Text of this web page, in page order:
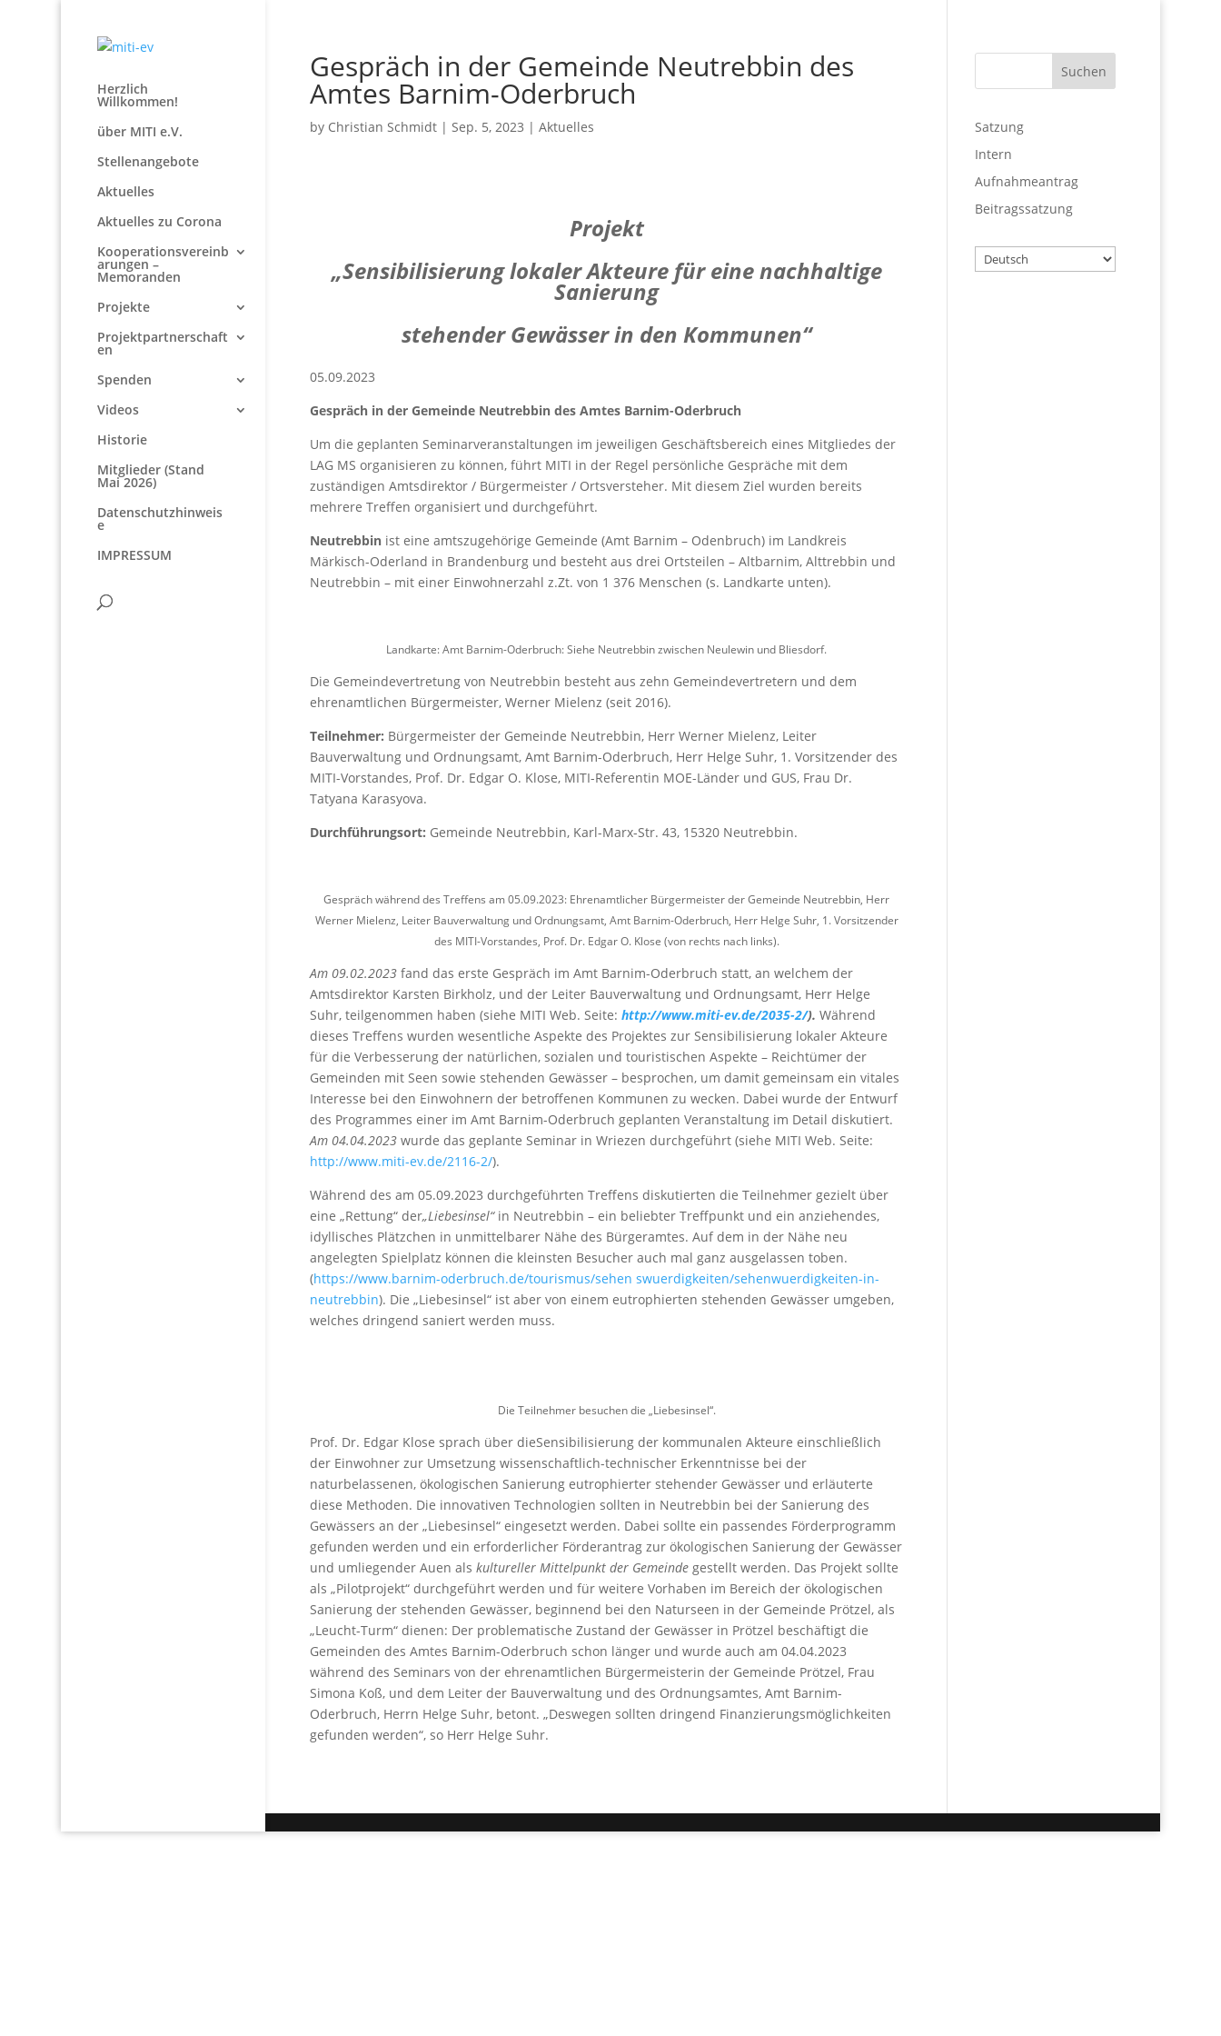
Herzlich
Willkommen!
über MITI e.V.
Stellenangebote
Aktuelles
Aktuelles zu Corona
Kooperationsvereinb
arungen –
Memoranden
Projekte
Projektpartnerschaft
en
Spenden
Videos
Historie
Mitglieder (Stand
Mai 2026)
Datenschutzhinweis
e
IMPRESSUM
Gespräch in der Gemeinde Neutrebbin des
Amtes Barnim-Oderbruch
by Christian Schmidt |Sep. 5, 2023 |Aktuelles
Projekt
„Sensibilisierung lokaler Akteure für eine nachhaltige
Sanierung
stehender Gewässer in den Kommunen“
05.09.2023
Gespräch in der Gemeinde Neutrebbin des Amtes Barnim-Oderbruch
Um die geplanten Seminarveranstaltungen im jeweiligen Geschäftsbereich eines Mitgliedes der
LAG MS organisieren zu können, führt MITI in der Regel persönliche Gespräche mit dem
zuständigen Amtsdirektor / Bürgermeister / Ortsversteher. Mit diesem Ziel wurden bereits
mehrere Treffen organisiert und durchgeführt.
Neutrebbin ist eine amtszugehörige Gemeinde (Amt Barnim – Odenbruch) im Landkreis
Märkisch-Oderland in Brandenburg und besteht aus drei Ortsteilen – Altbarnim, Alttrebbin und
Neutrebbin – mit einer Einwohnerzahl z.Zt. von 1 376 Menschen (s. Landkarte unten).
Landkarte: Amt Barnim-Oderbruch: Siehe Neutrebbin zwischen Neulewin und Bliesdorf.
Die Gemeindevertretung von Neutrebbin besteht aus zehn Gemeindevertretern und dem
ehrenamtlichen Bürgermeister, Werner Mielenz (seit 2016).
Teilnehmer: Bürgermeister der Gemeinde Neutrebbin, Herr Werner Mielenz, Leiter
Bauverwaltung und Ordnungsamt, Amt Barnim-Oderbruch, Herr Helge Suhr, 1. Vorsitzender des
MITI-Vorstandes, Prof. Dr. Edgar O. Klose, MITI-Referentin MOE-Länder und GUS, Frau Dr.
Tatyana Karasyova.
Durchführungsort: Gemeinde Neutrebbin, Karl-Marx-Str. 43, 15320 Neutrebbin.
Gespräch während des Treffens am 05.09.2023: Ehrenamtlicher Bürgermeister der Gemeinde Neutrebbin, Herr
Werner Mielenz, Leiter Bauverwaltung und Ordnungsamt, Amt Barnim-Oderbruch, Herr Helge Suhr, 1. Vorsitzender
des MITI-Vorstandes, Prof. Dr. Edgar O. Klose (von rechts nach links).
Am 09.02.2023 fand das erste Gespräch im Amt Barnim-Oderbruch statt, an welchem der
Amtsdirektor Karsten Birkholz, und der Leiter Bauverwaltung und Ordnungsamt, Herr Helge
Suhr, teilgenommen haben (siehe MITI Web. Seite:http://www.miti-ev.de/2035-2/).Während
dieses Treffens wurden wesentliche Aspekte des Projektes zur Sensibilisierung lokaler Akteure
für die Verbesserung der natürlichen, sozialen und touristischen Aspekte – Reichtümer der
Gemeinden mit Seen sowie stehenden Gewässer – besprochen, um damit gemeinsam ein vitales
Interesse bei den Einwohnern der betroffenen Kommunen zu wecken. Dabei wurde der Entwurf
des Programmes einer im Amt Barnim-Oderbruch geplanten Veranstaltung im Detail diskutiert.
Am 04.04.2023 wurde das geplante Seminar in Wriezen durchgeführt (siehe MITI Web. Seite:
http://www.miti-ev.de/2116-2/).
Während des am 05.09.2023 durchgeführten Treffens diskutierten die Teilnehmer gezielt über
eine „Rettung“ der„Liebesinsel“in Neutrebbin – ein beliebter Treffpunkt und ein anziehendes,
idyllisches Plätzchen in unmittelbarer Nähe des Bürgeramtes. Auf dem in der Nähe neu
angelegten Spielplatz können die kleinsten Besucher auch mal ganz ausgelassen toben.
(https://www.barnim-oderbruch.de/tourismus/sehen swuerdigkeiten/sehenwuerdigkeiten-in-
neutrebbin). Die „Liebesinsel“ ist aber von einem eutrophierten stehenden Gewässer umgeben,
welches dringend saniert werden muss.
Die Teilnehmer besuchen die „Liebesinsel“.
Prof. Dr. Edgar Klose sprach über dieSensibilisierung der kommunalen Akteure einschließlich
der Einwohner zur Umsetzung wissenschaftlich-technischer Erkenntnisse bei der
naturbelassenen, ökologischen Sanierung eutrophierter stehender Gewässer und erläuterte
diese Methoden. Die innovativen Technologien sollten in Neutrebbin bei der Sanierung des
Gewässers an der „Liebesinsel“ eingesetzt werden. Dabei sollte ein passendes Förderprogramm
gefunden werden und ein erforderlicher Förderantrag zur ökologischen Sanierung der Gewässer
und umliegender Auen alskultureller Mittelpunkt der Gemeinde gestellt werden. Das Projekt sollte
als „Pilotprojekt“ durchgeführt werden und für weitere Vorhaben im Bereich der ökologischen
Sanierung der stehenden Gewässer, beginnend bei den Naturseen in der Gemeinde Prötzel, als
„Leucht-Turm“ dienen: Der problematische Zustand der Gewässer in Prötzel beschäftigt die
Gemeinden des Amtes Barnim-Oderbruch schon länger und wurde auch am 04.04.2023
während des Seminars von der ehrenamtlichen Bürgermeisterin der Gemeinde Prötzel, Frau
Simona Koß, und dem Leiter der Bauverwaltung und des Ordnungsamtes, Amt Barnim-
Oderbruch, Herrn Helge Suhr, betont. „Deswegen sollten dringend Finanzierungsmöglichkeiten
gefunden werden“, so Herr Helge Suhr.
Satzung
Intern
Aufnahmeantrag
Beitragssatzung
Wählen
Sie